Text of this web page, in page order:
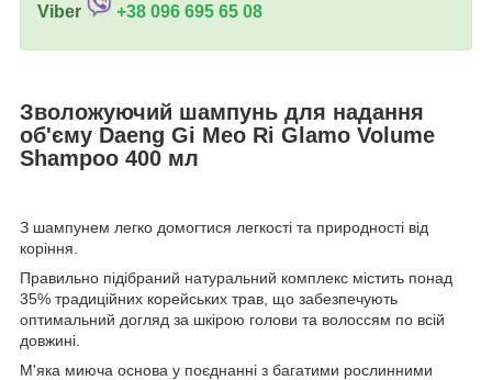
Viber
+38 096 695 65 08
Зволожуючий шампунь для надання
об'єму Daeng Gi Meo Ri Glamo Volume
Shampoo 400 мл
З шампунем легко домогтися легкості та природності від
коріння.
Правильно підібраний натуральний комплекс містить понад
35% традиційних корейських трав, що забезпечують
оптимальний догляд за шкірою голови та волоссям по всій
довжині.
М'яка миюча основа у поєднанні з багатими рослинними